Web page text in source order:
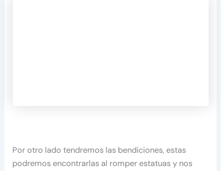
Por otro lado tendremos las bendiciones, estas
podremos encontrarlas al romper estatuas y nos